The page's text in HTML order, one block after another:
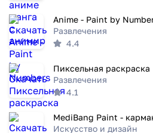
Anime - Paint by
Развлечения
4.4
Пиксельная раскраска
Развлечения
4.1
Искусство и дизайн